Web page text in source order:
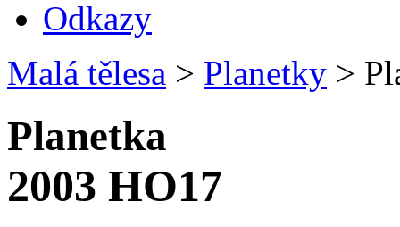
Odkazy
Malá tělesa > Planetky >
Planetka
2003 HO17